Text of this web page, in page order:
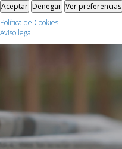
Aceptar Denegar Ver preferencias
Política de Cookies
Aviso legal